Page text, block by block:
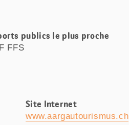
publics le plus proche
FFS
Site Internet
www.aargautourismus.ch